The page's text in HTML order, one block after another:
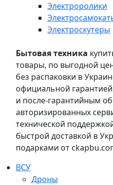
Электроролики
Электроскутеры
Бытовая техника
товары, по выгодной
без распаковки в
официальной
и после-гарантийным
авторизированных
технической
быстрой доставкой в
подарками от
ВСУ
Дроны